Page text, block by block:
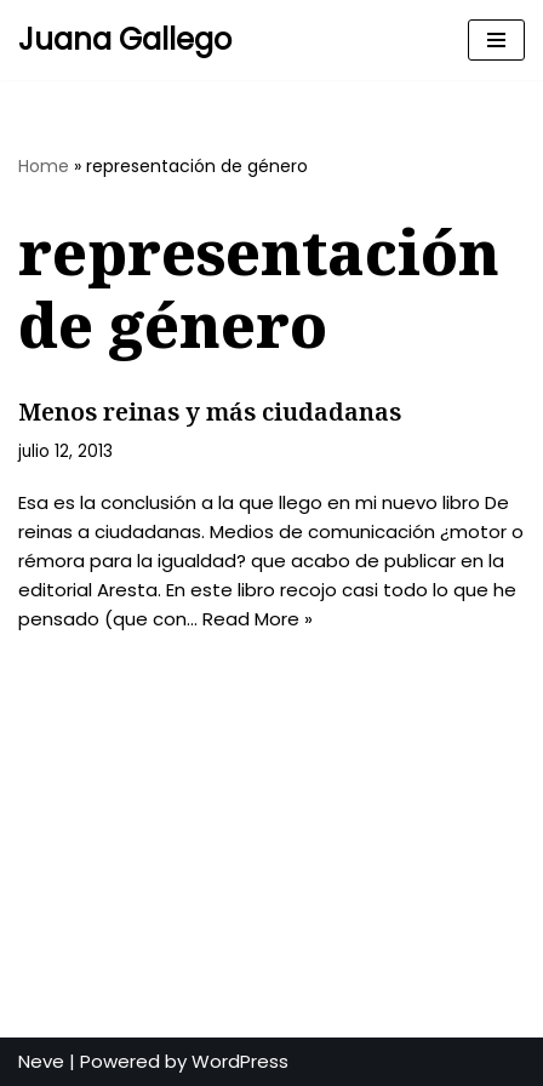
Juana Gallego
Home » representación de género
representación
de género
Menos reinas y más ciudadanas
julio 12, 2013
Esa es la conclusión a la que llego en mi nuevo libro De
reinas a ciudadanas. Medios de comunicación ¿motor o
rémora para la igualdad? que acabo de publicar en la
editorial Aresta. En este libro recojo casi todo lo que he
pensado (que con… Read More »
Neve | Powered byWordPress